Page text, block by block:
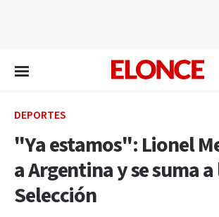
DEPORTES
"Ya estamos": Lionel
a Argentina y se suma a
Selección